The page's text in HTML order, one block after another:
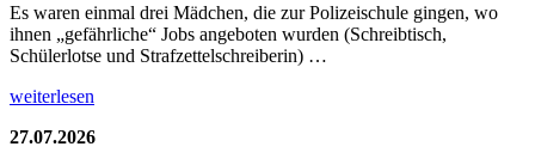
Es waren einmal drei Mädchen, die zur Polizeischule gingen, wo
ihnen „gefährliche“ Jobs angeboten wurden (Schreibtisch,
Schülerlotse und Strafzettelschreiberin) …
weiterlesen
27.07.2026